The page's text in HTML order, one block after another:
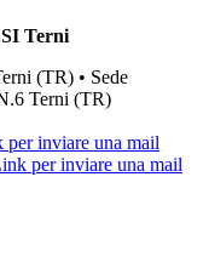
Terni
(TR) • Sede
Terni (TR)
per inviare una mail
per inviare una mail